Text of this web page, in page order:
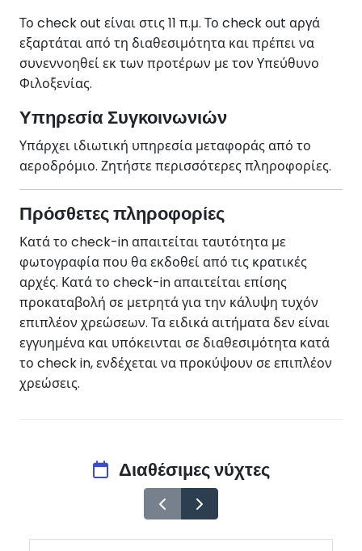
Το check out είναι στις 11 π.μ. Το check out αργά
εξαρτάται από τη διαθεσιμότητα και πρέπει να
συνεννοηθεί εκ των προτέρων με τον Υπεύθυνο
Φιλοξενίας.
Υπηρεσία Συγκοινωνιών
Υπάρχει ιδιωτική υπηρεσία μεταφοράς από το
αεροδρόμιο. Ζητήστε περισσότερες πληροφορίες.
Πρόσθετες πληροφορίες
Κατά το check-in απαιτείται ταυτότητα με
φωτογραφία που θα εκδοθεί από τις κρατικές
αρχές. Κατά το check-in απαιτείται επίσης
προκαταβολή σε μετρητά για την κάλυψη τυχόν
επιπλέον χρεώσεων. Τα ειδικά αιτήματα δεν είναι
εγγυημένα και υπόκεινται σε διαθεσιμότητα κατά
το check in, ενδέχεται να προκύψουν σε επιπλέον
χρεώσεις.
Διαθέσιμες νύχτες